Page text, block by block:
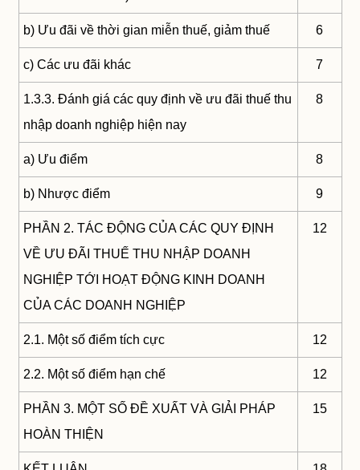
b) Ưu đãi về thời gian miễn thuế, giảm thuế 6
c) Các ưu đãi khác 7
1.3.3. Đánh giá các quy định về ưu đãi thuế thu
nhập doanh nghiệp hiện nay
8
a) Ưu điểm 8
b) Nhược điểm 9
PHẦN 2. TÁC ĐỘNG CỦA CÁC QUY ĐỊNH
VỀ ƯU ĐÃI THUẾ THU NHẬP DOANH
NGHIỆP TỚI HOẠT ĐỘNG KINH DOANH
CỦA CÁC DOANH NGHIỆP
12
2.1. Một số điểm tích cực 12
2.2. Một số điểm hạn chế 12
PHẦN 3. MỘT SỐ ĐỀ XUẤT VÀ GIẢI PHÁP
HOÀN THIỆN
15